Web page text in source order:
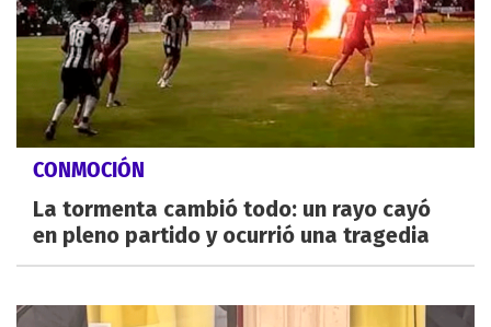
CONMOCIÓN
La tormenta cambió todo: un rayo cayó
en pleno partido y ocurrió una tragedia